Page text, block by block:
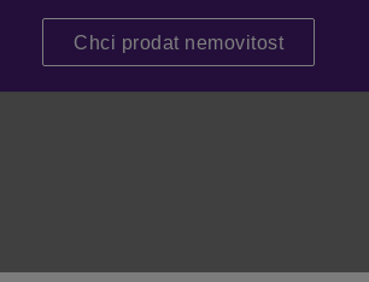
Chci prodat nemovitost